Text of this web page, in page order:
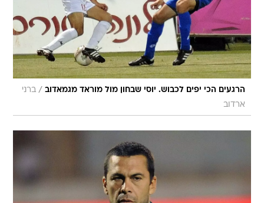
הרגעים הכי יפים לכבוש. יוסי שבחון מול מוראד מגמאדוב / ברני
ארדוב